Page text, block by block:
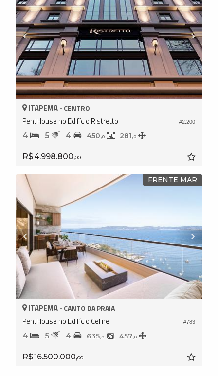
#2.200
ITAPEMA - CENTRO
PentHouse no Edifício Ristretto
4 5 4 450,0 281,0
R$ 4.998.800,00
FRENTE MAR
#783
ITAPEMA - CANTO DA PRAIA
PentHouse no Edifício Celine
4 5 4 635,0 457,0
R$ 16.500.000,00